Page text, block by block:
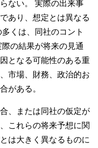
ない。 実際の出来事
あり、想定とは異なる
くは、同社のコント
の結果が将来の見通
となる可能性のある重
市場、財務、政治的お
がある。
、または同社の仮定が
これらの将来予想に関
は大きく異なるものに